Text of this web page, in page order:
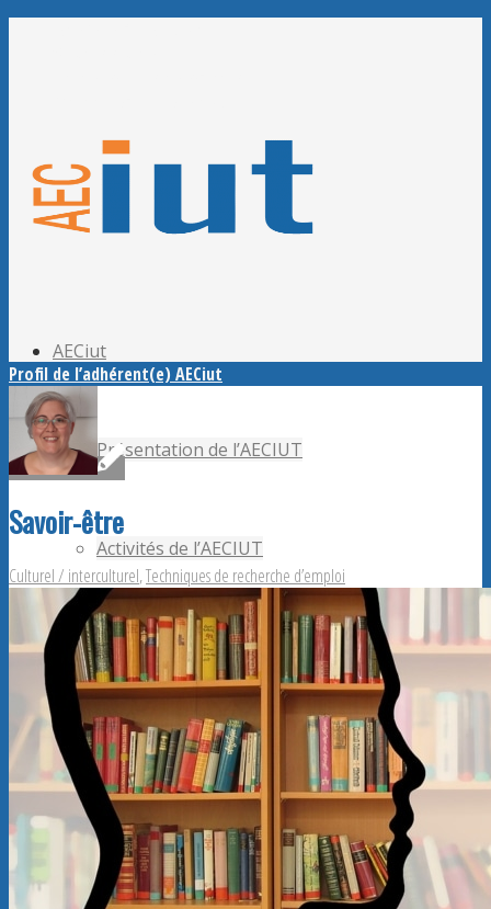
AECiut
Présentation de l’AECIUT
Activités de l’AECIUT
Publications
Adhérents AECiut
Promouvoir l’AECiut
Profil de l’adhérent(e) AECiut
Savoir-être
Culturel / interculturel,Techniques de recherche d’emploi